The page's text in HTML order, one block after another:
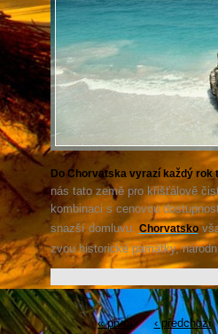
Do Chorvatska vyrazí každý rok
nás tato země pro křišťálově
kombinaci s cenovou
snazší domluvu. Chorvatsko
zvou historické památky,
« první ‹ předchozí